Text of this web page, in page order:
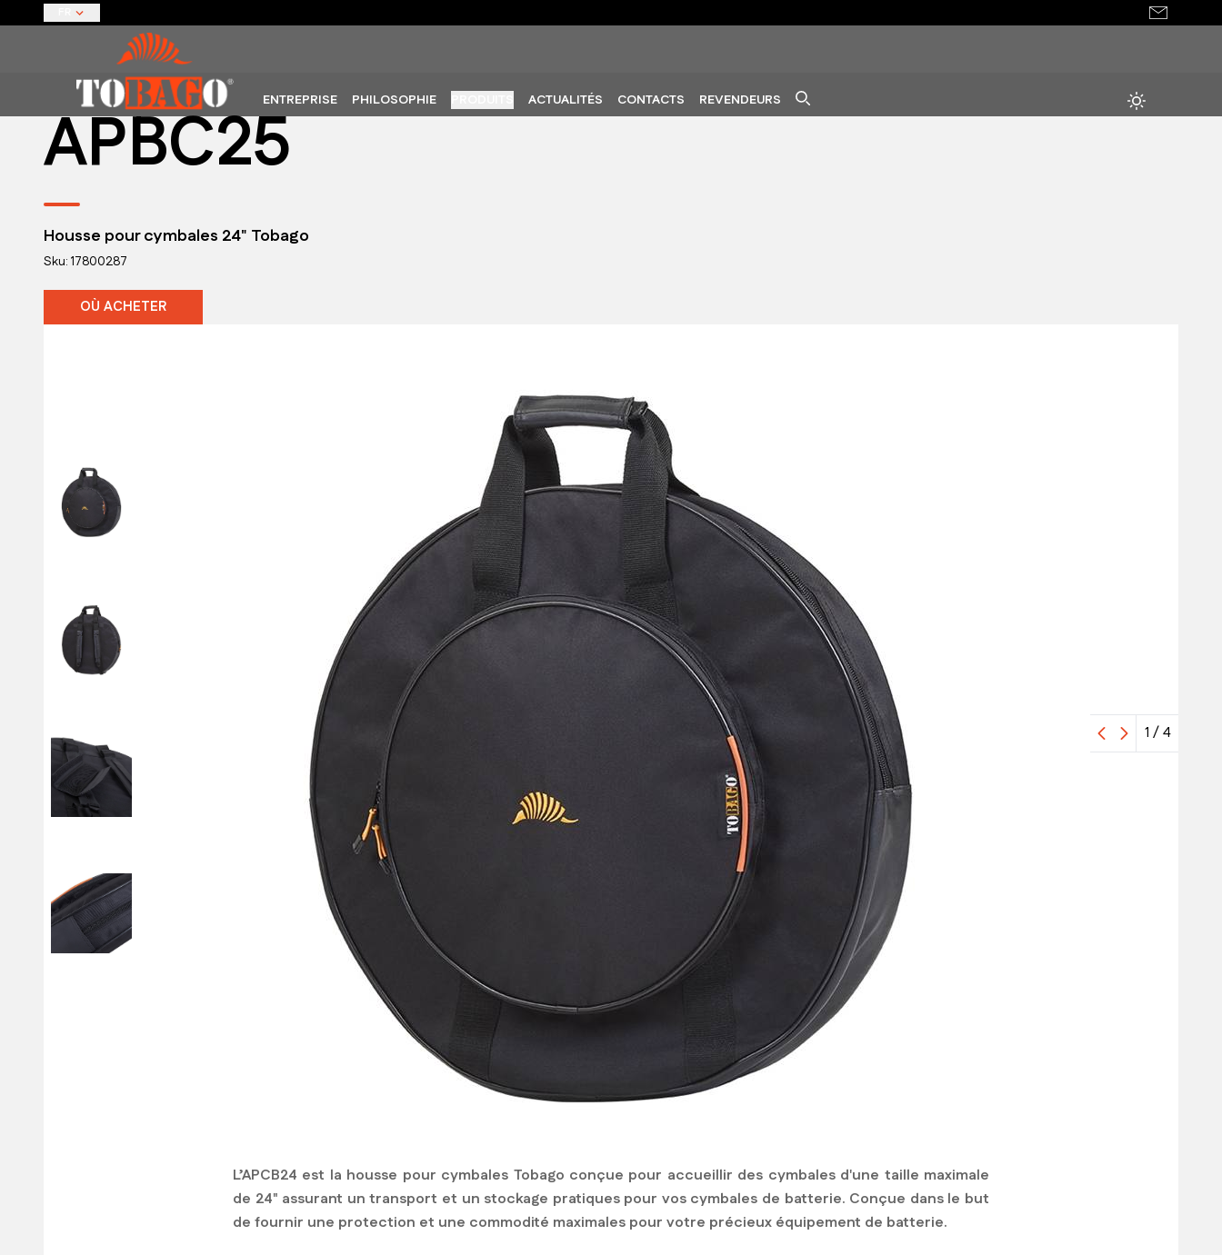
ENTREPRISE PHILOSOPHIE ACTUALITÉS CONTACTS REVENDEURS
APBC25
Housse pour cymbales 24" Tobago
Sku: 17800287
OÙ ACHETER
1 /4
L’APCB24 est la housse pour cymbales Tobago conçue pour accueillir des cymbales d'une taille maximale
de 24" assurant un transport et un stockage pratiques pour vos cymbales de batterie. Conçue dans le but
de fournir une protection et une commodité maximales pour votre précieux équipement de batterie.